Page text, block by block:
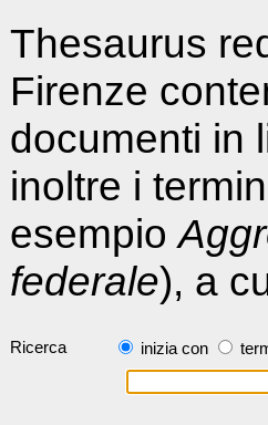
Thesaurus
Firenze
documenti in
inoltre i
esempio
federale), a
Ricerca inizia con